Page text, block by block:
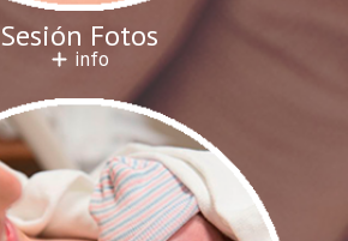
Sesión Fotos
info